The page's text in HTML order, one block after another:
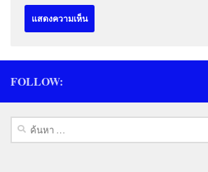
FOLLOW:
ค้นหา
สำหรับ: